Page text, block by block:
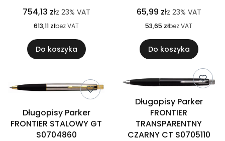
754,13 złz 23% VAT
613,11 złbez VAT
Do koszyka
65,99 złz 23% VAT
53,65 złbez VAT
Do koszyka
Długopisy Parker
FRONTIER STALOWY GT
S0704860
Długopisy Parker
FRONTIER
TRANSPARENTNY
CZARNY CT S0705110